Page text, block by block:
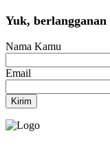
Yuk,
Nama Kamu
Email
Kirim